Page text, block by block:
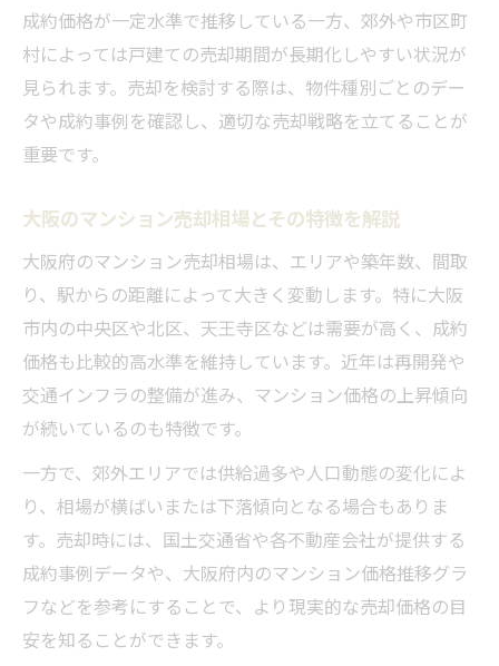
成約価格が一定水準で推移している一方、郊外や市区町
村によっては戸建ての売却期間が長期化しやすい状況が
見られます。売却を検討する際は、物件種別ごとのデー
タや成約事例を確認し、適切な売却戦略を立てることが
重要です。
大阪のマンション売却相場とその特徴を解説
大阪府のマンション売却相場は、エリアや築年数、間取
り、駅からの距離によって大きく変動します。特に大阪
市内の中央区や北区、天王寺区などは需要が高く、成約
価格も比較的高水準を維持しています。近年は再開発や
交通インフラの整備が進み、マンション価格の上昇傾向
が続いているのも特徴です。
一方で、郊外エリアでは供給過多や人口動態の変化によ
り、相場が横ばいまたは下落傾向となる場合もありま
す。売却時には、国土交通省や各不動産会社が提供する
成約事例データや、大阪府内のマンション価格推移グラ
フなどを参考にすることで、より現実的な売却価格の目
安を知ることができます。